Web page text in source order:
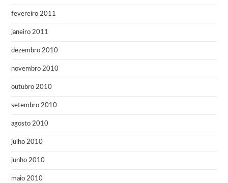
fevereiro 2011
janeiro 2011
dezembro 2010
novembro 2010
outubro 2010
setembro 2010
agosto 2010
julho 2010
junho 2010
maio 2010